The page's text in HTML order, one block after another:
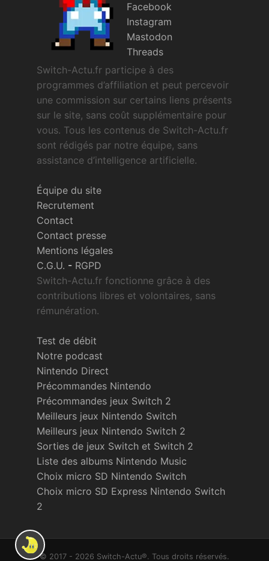
Facebook
Instagram
Mastodon
Threads
Switch-Actu.fr participe à des
programmes d’affiliation et peut percevoir
une commission sur certains liens présents
sur le site, sans coût supplémentaire pour
vous. Tous les contenus de Switch-Actu.fr
sont rédigés par notre équipe, sans
assistance d’intelligence artificielle.
Équipe du site
Recrutement
Contact
Contact presse
Mentions légales
C.G.U. - RGPD
Switch-Actu.fr fonctionne grâce à des
contributions libres et volontaires, sans
rémunération.
Test de débit
Notre podcast
Nintendo Direct
Précommandes Nintendo
Précommandes jeux Switch 2
Meilleurs jeux Nintendo Switch
Meilleurs jeux Nintendo Switch 2
Sorties de jeux Switch et Switch 2
Liste des albums Nintendo Music
Choix micro SD Nintendo Switch
Choix micro SD Express Nintendo Switch
2
© 2017 - 2026 Switch-Actu®. Tous droits réservés.